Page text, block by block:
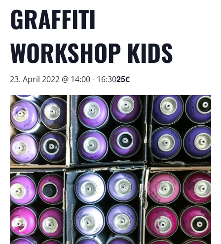
GRAFFITI
WORKSHOP KIDS
23. April 2022 @ 14:00- 16:3025€